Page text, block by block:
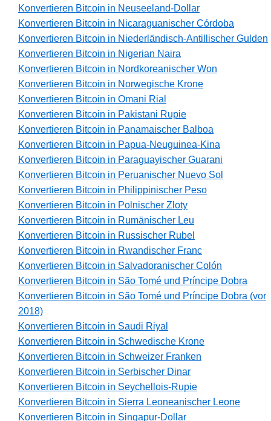
Konvertieren Bitcoin in Neuseeland-Dollar
Konvertieren Bitcoin in Nicaraguanischer Córdoba
Konvertieren Bitcoin in Niederländisch-Antillischer Gulden
Konvertieren Bitcoin in Nigerian Naira
Konvertieren Bitcoin in Nordkoreanischer Won
Konvertieren Bitcoin in Norwegische Krone
Konvertieren Bitcoin in Omani Rial
Konvertieren Bitcoin in Pakistani Rupie
Konvertieren Bitcoin in Panamaischer Balboa
Konvertieren Bitcoin in Papua-Neuguinea-Kina
Konvertieren Bitcoin in Paraguayischer Guarani
Konvertieren Bitcoin in Peruanischer Nuevo Sol
Konvertieren Bitcoin in Philippinischer Peso
Konvertieren Bitcoin in Polnischer Zloty
Konvertieren Bitcoin in Rumänischer Leu
Konvertieren Bitcoin in Russischer Rubel
Konvertieren Bitcoin in Rwandischer Franc
Konvertieren Bitcoin in Salvadoranischer Colón
Konvertieren Bitcoin in São Tomé und Príncipe Dobra
Konvertieren Bitcoin in São Tomé und Príncipe Dobra (vor
2018)
Konvertieren Bitcoin in Saudi Riyal
Konvertieren Bitcoin in Schwedische Krone
Konvertieren Bitcoin in Schweizer Franken
Konvertieren Bitcoin in Serbischer Dinar
Konvertieren Bitcoin in Seychellois-Rupie
Konvertieren Bitcoin in Sierra Leoneanischer Leone
Konvertieren Bitcoin in Singapur-Dollar